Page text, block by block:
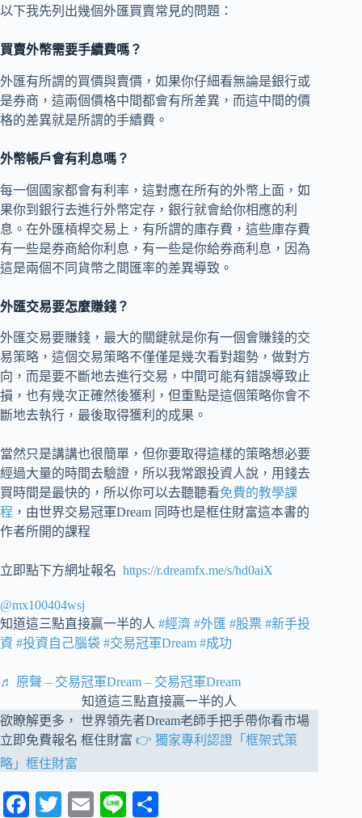
以下我先列出幾個外匯買賣常見的問題：
買賣外幣需要手續費嗎？
外匯有所謂的買價與賣價，如果你仔細看無論是銀行或
是券商，這兩個價格中間都會有所差異，而這中間的價
格的差異就是所謂的手續費。
外幣帳戶會有利息嗎？
每一個國家都會有利率，這對應在所有的外幣上面，如
果你到銀行去進行外幣定存，銀行就會給你相應的利
息。在外匯槓桿交易上，有所謂的庫存費，這些庫存費
有一些是券商給你利息，有一些是你給券商利息，因為
這是兩個不同貨幣之間匯率的差異導致。
外匯交易要怎麼賺錢？
外匯交易要賺錢，最大的關鍵就是你有一個會賺錢的交
易策略，這個交易策略不僅僅是幾次看對趨勢，做對方
向，而是要不斷地去進行交易，中間可能有錯誤導致止
損，也有幾次正確然後獲利，但重點是這個策略你會不
斷地去執行，最後取得獲利的成果。
當然只是講講也很簡單，但你要取得這樣的策略想必要
經過大量的時間去驗證，所以我常跟投資人說，用錢去
買時間是最快的，所以你可以去聽聽看免費的教學課
程 ，由世界交易冠軍Dream 同時也是框住財富這本書的
作者所開的課程
立即點下方網址報名 https://r.dreamfx.me/s/hd0aiX
@mx100404wsj
知道這三點直接贏一半的人 #經濟 #外匯 #股票 #新手投
資 #投資自己腦袋 #交易冠軍Dream #成功
♬ 原聲 – 交易冠軍Dream – 交易冠軍Dream
知道這三點直接贏一半的人
欲瞭解更多， 世界領先者Dream老師手把手帶你看市場
立即免費報名 框住財富 👉 獨家專利認證「框架式策
略」框住財富
Fa T
E
Li